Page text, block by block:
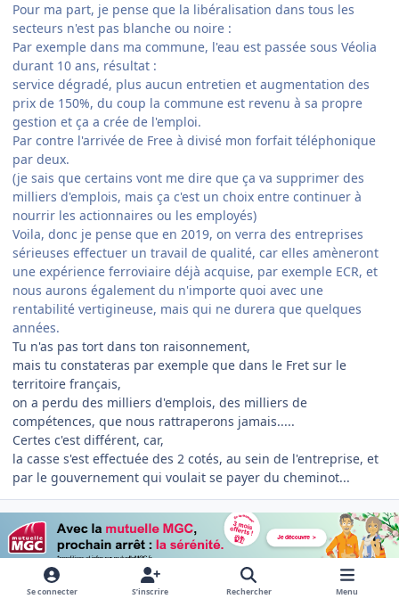
Pour ma part, je pense que la libéralisation dans tous les
secteurs n'est pas blanche ou noire :
Par exemple dans ma commune, l'eau est passée sous Véolia
durant 10 ans, résultat :
service dégradé, plus aucun entretien et augmentation des
prix de 150%, du coup la commune est revenu à sa propre
gestion et ça a crée de l'emploi.
Par contre l'arrivée de Free à divisé mon forfait téléphonique
par deux.
(je sais que certains vont me dire que ça va supprimer des
milliers d'emplois, mais ça c'est un choix entre continuer à
nourrir les actionnaires ou les employés)
Voila, donc je pense que en 2019, on verra des entreprises
sérieuses effectuer un travail de qualité, car elles amèneront
une expérience ferroviaire déjà acquise, par exemple ECR, et
nous aurons également du n'importe quoi avec une
rentabilité vertigineuse, mais qui ne durera que quelques
années.
Tu n'as pas tort dans ton raisonnement,
mais tu constateras par exemple que dans le Fret sur le
territoire français,
on a perdu des milliers d'emplois, des milliers de
compétences, que nous rattraperons jamais.....
Certes c'est différent, car,
la casse s'est effectuée des 2 cotés, au sein de l'entreprise, et
par le gouvernement qui voulait se payer du cheminot...
PREMIÈRE PAGE
PRÉCÉDENT SUIVANT
PAGE 5 SUR 30
Se connecter S’inscrire Rechercher Menu